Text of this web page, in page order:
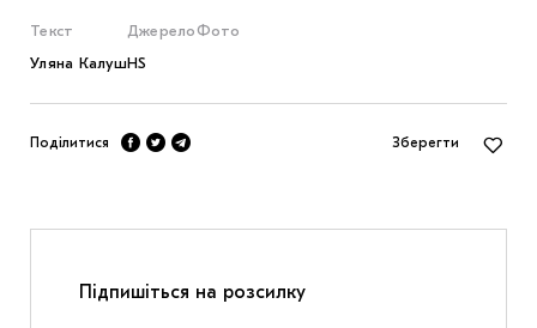
Текст
Уляна Калуш
Джерело
HS
Фото
Поділитися Зберегти
Підпишіться на розсилку